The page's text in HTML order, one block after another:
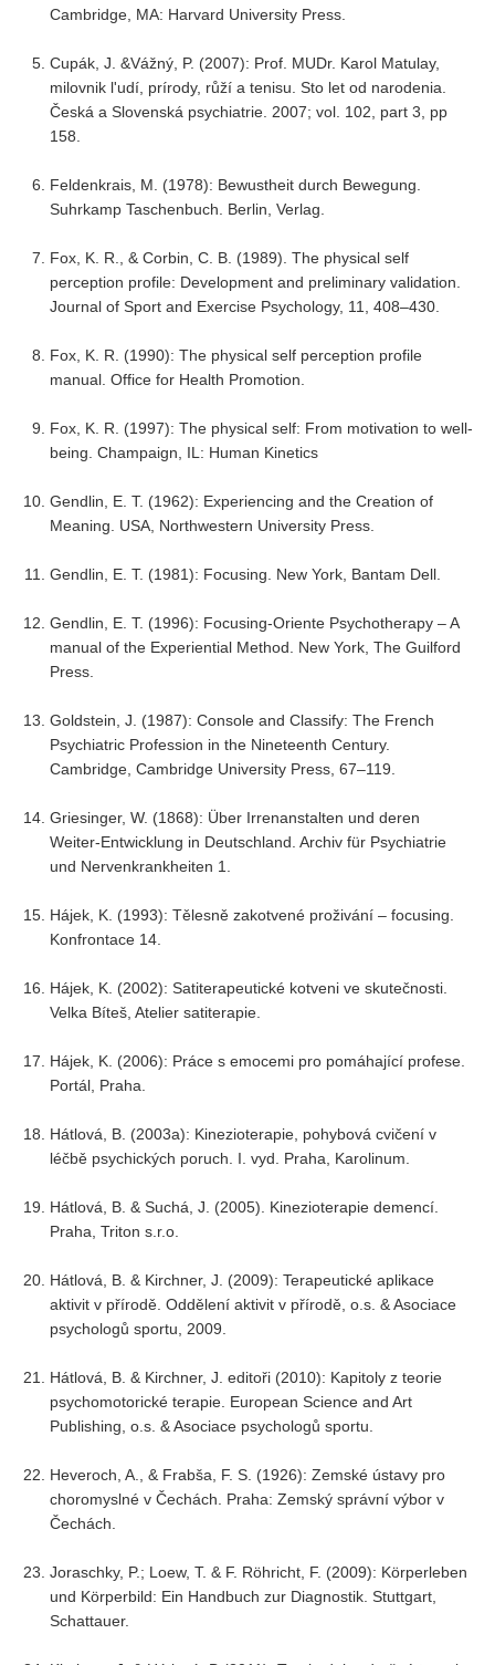
Cambridge, MA: Harvard University Press.
Cupák, J. &Vážný, P. (2007): Prof. MUDr. Karol Matulay,
milovnik l'udí, prírody, růží a tenisu. Sto let od narodenia.
Česká a Slovenská psychiatrie. 2007; vol. 102, part 3, pp
158.
Feldenkrais, M. (1978): Bewustheit durch Bewegung.
Suhrkamp Taschenbuch. Berlin, Verlag.
Fox, K. R., & Corbin, C. B. (1989). The physical self
perception profile: Development and preliminary validation.
Journal of Sport and Exercise Psychology, 11, 408–430.
Fox, K. R. (1990): The physical self perception profile
manual. Office for Health Promotion.
Fox, K. R. (1997): The physical self: From motivation to well-
being. Champaign, IL: Human Kinetics
Gendlin, E. T. (1962): Experiencing and the Creation of
Meaning. USA, Northwestern University Press.
Gendlin, E. T. (1981): Focusing. New York, Bantam Dell.
Gendlin, E. T. (1996): Focusing-Oriente Psychotherapy – A
manual of the Experiential Method. New York, The Guilford
Press.
Goldstein, J. (1987): Console and Classify: The French
Psychiatric Profession in the Nineteenth Century.
Cambridge, Cambridge University Press, 67–119.
Griesinger, W. (1868): Über Irrenanstalten und deren
Weiter-Entwicklung in Deutschland. Archiv für Psychiatrie
und Nervenkrankheiten 1.
Hájek, K. (1993): Tělesně zakotvené proživání – focusing.
Konfrontace 14.
Hájek, K. (2002): Satiterapeutické kotveni ve skutečnosti.
Velka Bíteš, Atelier satiterapie.
Hájek, K. (2006): Práce s emocemi pro pomáhající profese.
Portál, Praha.
Hátlová, B. (2003a): Kinezioterapie, pohybová cvičení v
léčbě psychických poruch. I. vyd. Praha, Karolinum.
Hátlová, B. & Suchá, J. (2005). Kinezioterapie demencí.
Praha, Triton s.r.o.
Hátlová, B. & Kirchner, J. (2009): Terapeutické aplikace
aktivit v přírodě. Oddělení aktivit v přírodě, o.s. & Asociace
psychologů sportu, 2009.
Hátlová, B. & Kirchner, J. editoři (2010): Kapitoly z teorie
psychomotorické terapie. European Science and Art
Publishing, o.s. & Asociace psychologů sportu.
Heveroch, A., & Frabša, F. S. (1926): Zemské ústavy pro
choromyslné v Čechách. Praha: Zemský správní výbor v
Čechách.
Joraschky, P.; Loew, T. & F. Röhricht, F. (2009): Körperleben
und Körperbild: Ein Handbuch zur Diagnostik. Stuttgart,
Schattauer.